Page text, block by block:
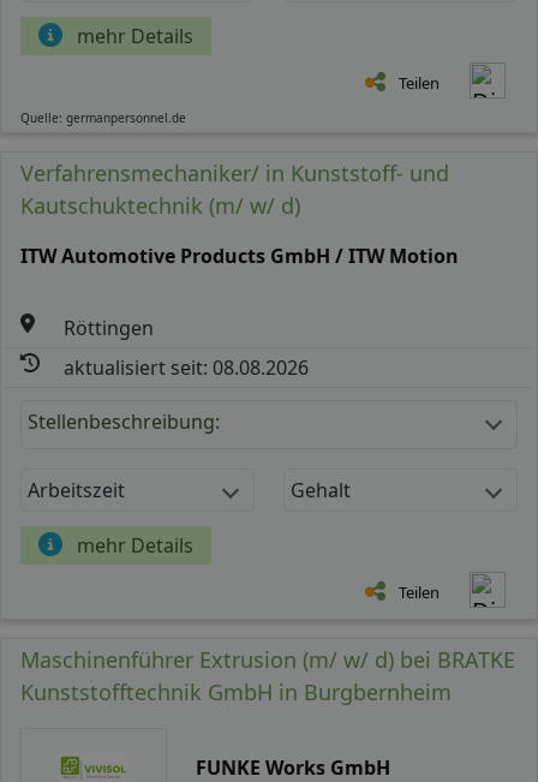
mehr Details
Teilen
Quelle: germanpersonnel.de
Verfahrensmechaniker/ in Kunststoff- und
Kautschuktechnik (m/ w/ d)
ITW Automotive Products GmbH / ITW Motion
Röttingen
aktualisiert seit: 08.08.2026
Stellenbeschreibung:
Arbeitszeit Gehalt
mehr Details
Teilen
Maschinenführer Extrusion (m/ w/ d) bei BRATKE
Kunststofftechnik GmbH in Burgbernheim
FUNKE Works GmbH